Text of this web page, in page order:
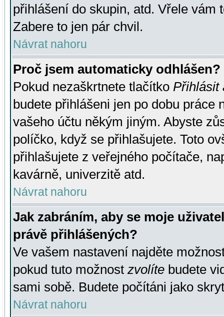
přihlášení do skupin, atd. Vřele vám
Zabere to jen pár chvil.
Návrat nahoru
Proč jsem automaticky odhlášen?
Pokud nezaškrtnete tlačítko Přihlásit
budete přihlášeni jen po dobu práce
vašeho účtu někým jiným. Abyste
políčko, když se přihlašujete. Toto
přihlašujete z veřejného počítače,
kavárně, univerzitě atd.
Návrat nahoru
Jak zabráním, aby se moje
právě přihlášených?
Ve vašem nastavení najděte
pokud tuto možnost zvolíte budete
sami sobě. Budete počítáni jako
Návrat nahoru